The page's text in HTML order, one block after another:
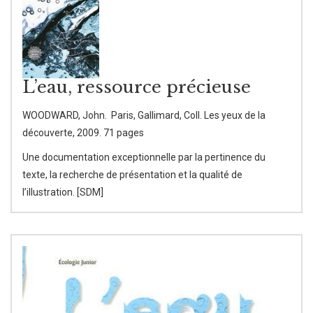
L’eau, ressource précieuse
WOODWARD, John. Paris, Gallimard, Coll. Les yeux de la
découverte, 2009. 71 pages
Une documentation exceptionnelle par la pertinence du
texte, la recherche de présentation et la qualité de
l’illustration. [SDM]